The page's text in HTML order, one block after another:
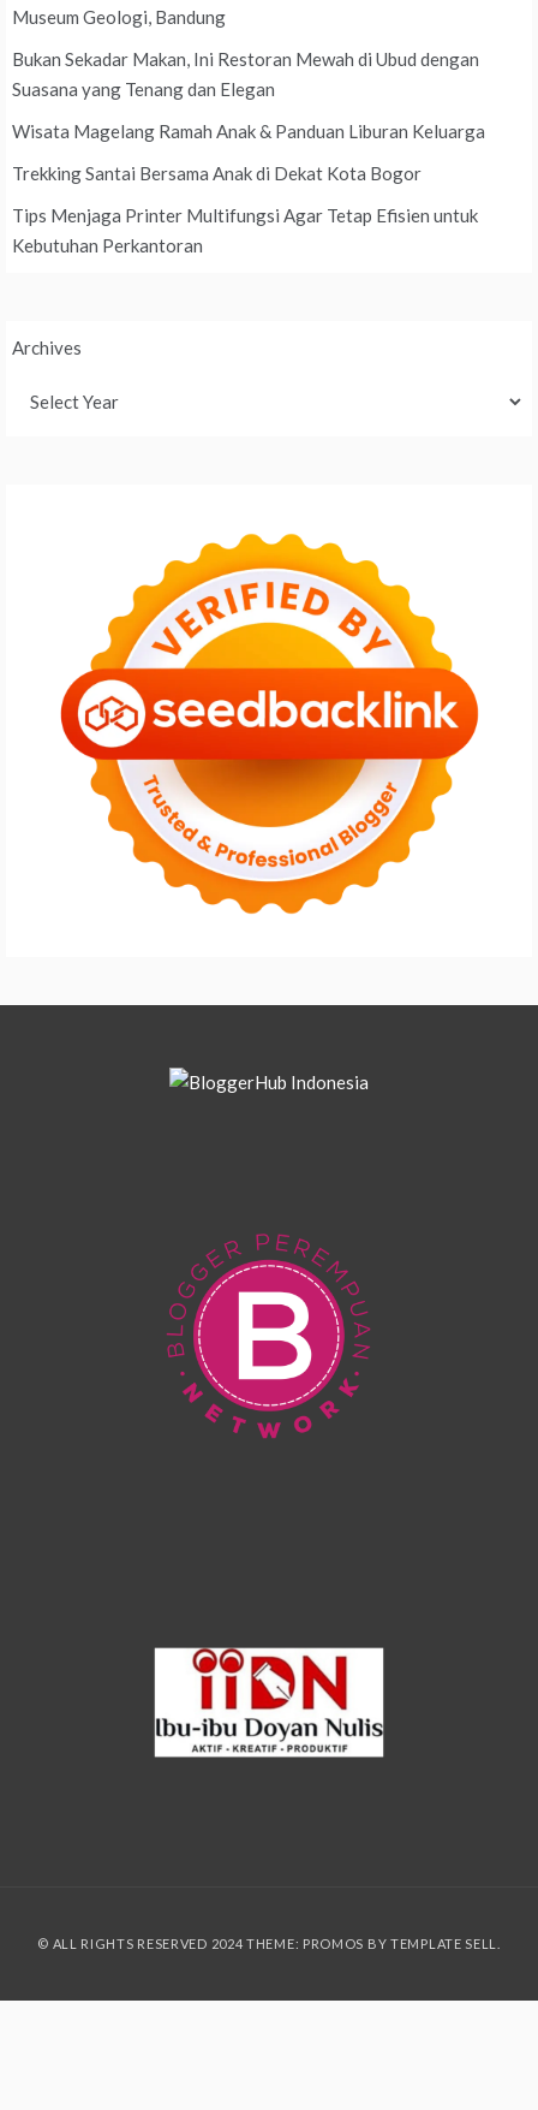
Museum Geologi, Bandung
Bukan Sekadar Makan, Ini Restoran Mewah di Ubud dengan
Suasana yang Tenang dan Elegan
Wisata Magelang Ramah Anak & Panduan Liburan Keluarga
Trekking Santai Bersama Anak di Dekat Kota Bogor
Tips Menjaga Printer Multifungsi Agar Tetap Efisien untuk
Kebutuhan Perkantoran
Archives
© ALL RIGHTS RESERVED 2024 THEME: PROMOS BY TEMPLATE SELL